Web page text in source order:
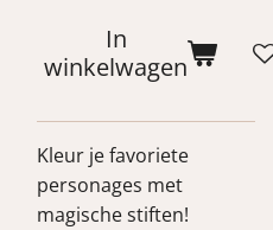
In
winkelwagen
Kleur je favoriete
personages met
magische stiften!